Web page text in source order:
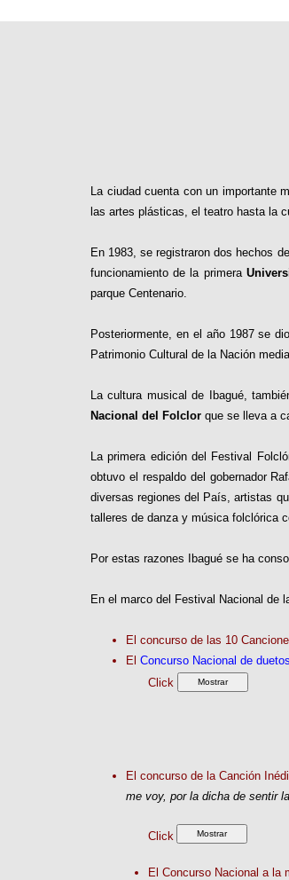
La ciudad cuenta con un importante
las artes plásticas, el teatro hasta la
En 1983, se registraron dos hechos
funcionamiento de la primera
parque Centenario.
Posteriormente, en el año 1987 se
Patrimonio Cultural de la Nación
La cultura musical de Ibagué,
Nacional del Folclor que se lleva a
La primera edición del Festival
obtuvo el respaldo del gobernador
diversas regiones del País, artistas
talleres de danza y música folclórica
Por estas razones Ibagué se ha
En el marco del Festival Nacional de
El concurso de las 10
El Concurso Nacional de
Click
El concurso de la Canción
me voy, por la dicha de sentir
Click
El Concurso Nacional a la